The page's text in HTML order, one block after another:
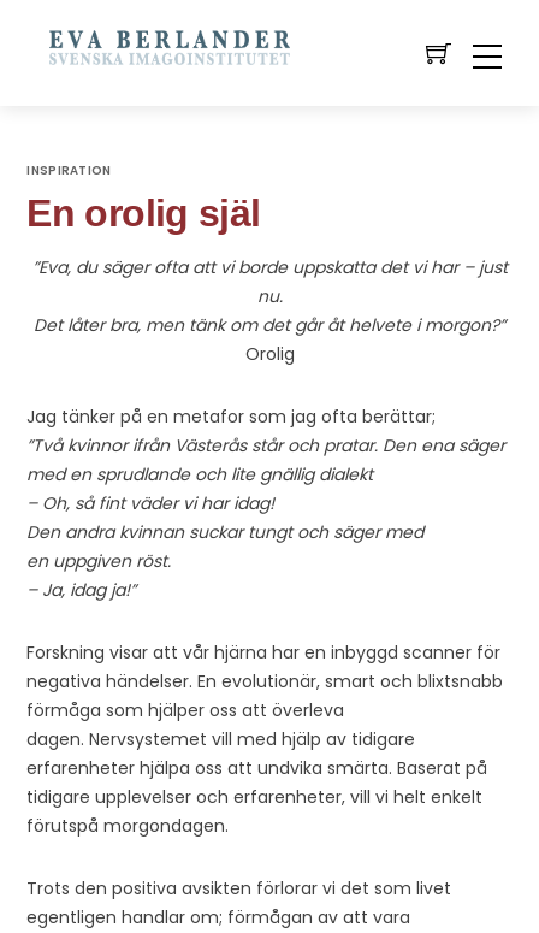
INSPIRATION
En orolig själ
”Eva, du säger ofta att vi borde uppskatta det vi har – just
nu.
Det låter bra, men tänk om det går åt helvete i morgon?”
Orolig
Jag tänker på en metafor som jag ofta berättar;
”Två kvinnor ifrån Västerås står och pratar. Den ena säger
med en sprudlande och lite gnällig dialekt
– Oh, så fint väder vi har idag!
Den andra kvinnan suckar tungt och säger med
en uppgiven röst.
– Ja, idag ja!”
Forskning visar att vår hjärna har en inbyggd scanner för
negativa händelser. En evolutionär, smart och blixtsnabb
förmåga som hjälper oss att överleva
dagen. Nervsystemet vill med hjälp av tidigare
erfarenheter hjälpa oss att undvika smärta. Baserat på
tidigare upplevelser och erfarenheter, vill vi helt enkelt
förutspå morgondagen.
Trots den positiva avsikten förlorar vi det som livet
egentligen handlar om; förmågan av att vara